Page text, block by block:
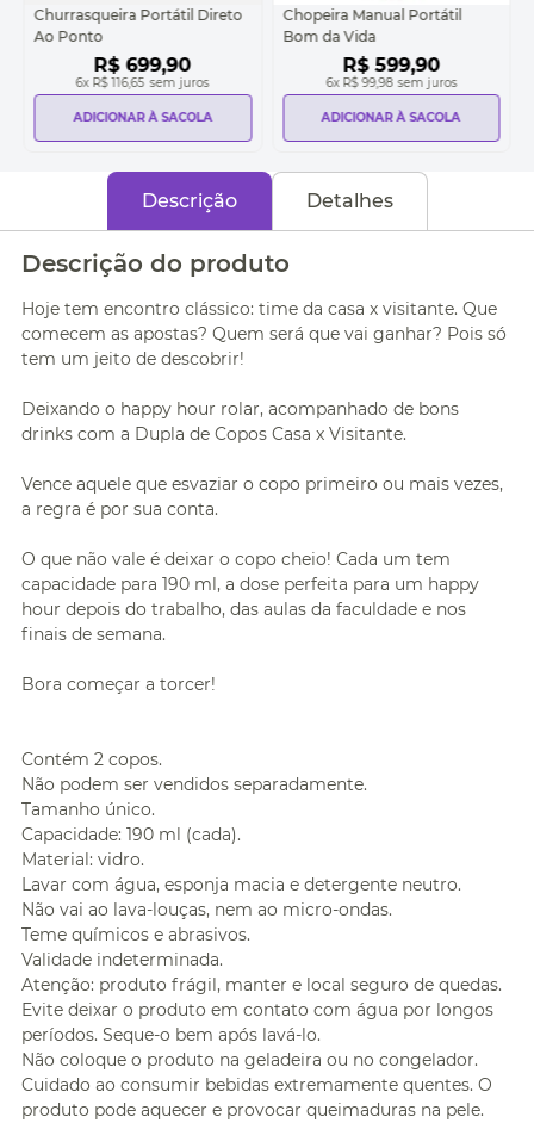
Churrasqueira Portátil Direto
Ao Ponto
R$ 699,90
6x R$ 116,65 sem juros
ADICIONAR À SACOLA
Chopeira Manual Portátil
Bom da Vida
R$ 599,90
6x R$ 99,98 sem juros
ADICIONAR À SACOLA
Descrição Detalhes
Descrição do produto
Hoje tem encontro clássico: time da casa x visitante. Que
comecem as apostas? Quem será que vai ganhar? Pois só
tem um jeito de descobrir!
Deixando o happy hour rolar, acompanhado de bons
drinks com a Dupla de Copos Casa x Visitante.
Vence aquele que esvaziar o copo primeiro ou mais vezes,
a regra é por sua conta.
O que não vale é deixar o copo cheio! Cada um tem
capacidade para 190 ml, a dose perfeita para um happy
hour depois do trabalho, das aulas da faculdade e nos
finais de semana.
Bora começar a torcer!
Contém 2 copos.
Não podem ser vendidos separadamente.
Tamanho único.
Capacidade: 190 ml (cada).
Material: vidro.
Lavar com água, esponja macia e detergente neutro.
Não vai ao lava-louças, nem ao micro-ondas.
Teme químicos e abrasivos.
Validade indeterminada.
Atenção: produto frágil, manter e local seguro de quedas.
Evite deixar o produto em contato com água por longos
períodos. Seque-o bem após lavá-lo.
Não coloque o produto na geladeira ou no congelador.
Cuidado ao consumir bebidas extremamente quentes. O
produto pode aquecer e provocar queimaduras na pele.